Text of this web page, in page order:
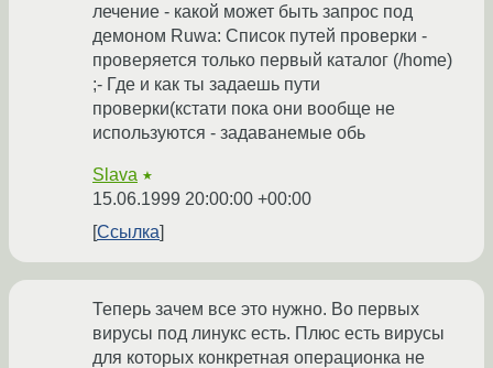
лечение - какой может быть запрос под
демоном Ruwa: Список путей проверки -
проверяется только первый каталог (/home)
;- Где и как ты задаешь пути
проверки(кстати пока они вообще не
используются - задаванемые обь
Slava ★
15.06.1999 20:00:00 +00:00
Ссылка
Теперь зачем все это нужно. Во первых
вирусы под линукс есть. Плюс есть вирусы
для которых конкретная операционка не